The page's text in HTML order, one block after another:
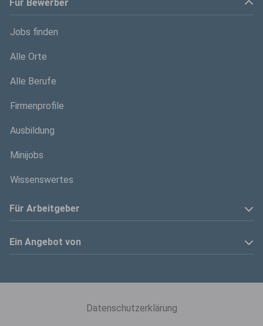
Für Bewerber
Jobs finden
Alle Orte
Alle Berufe
Firmenprofile
Ausbildung
Minijobs
Wissenswertes
Für Arbeitgeber
Anzeige schalten
Ein Angebot von
Datenschutzerklärung